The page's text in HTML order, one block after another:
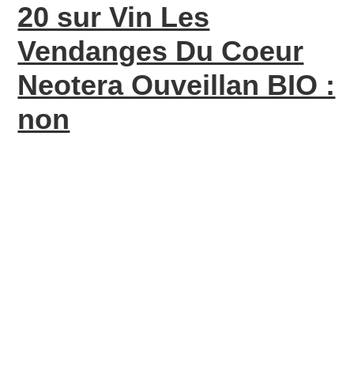
20 sur Vin Les
Vendanges Du Coeur
Neotera Ouveillan BIO :
non